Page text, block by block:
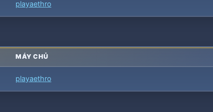
playaethro
MÁY CHỦ
playaethro